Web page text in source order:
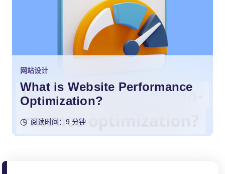
网站设计
What is Website Performance
Optimization?
阅读时间：9 分钟